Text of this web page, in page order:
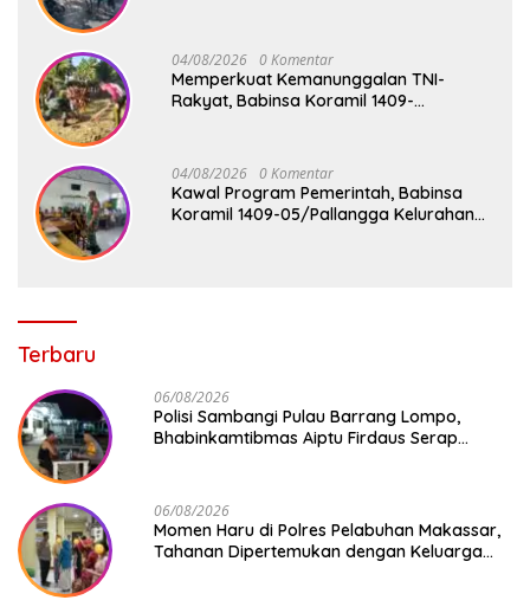
04/08/2026 0 Komentar
Memperkuat Kemanunggalan TNI-
Rakyat, Babinsa Koramil 1409-
04/08/2026 0 Komentar
Kawal Program Pemerintah, Babinsa
Koramil 1409-05/Pallangga Kelurahan
Terbaru
06/08/2026
Polisi Sambangi Pulau Barrang Lompo,
Bhabinkamtibmas Aiptu Firdaus Serap
06/08/2026
Momen Haru di Polres Pelabuhan Makassar,
Tahanan Dipertemukan dengan Keluarga